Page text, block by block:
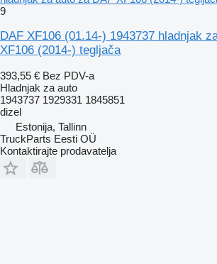
9
DAF XF106 (01.14-) 1943737 hladnjak
XF106 (2014-) tegljača
393,55 € Bez PDV-a
Hladnjak za auto
1943737 1929331 1845851
dizel
Estonija, Tallinn
TruckParts Eesti OÜ
Kontaktirajte prodavatelja